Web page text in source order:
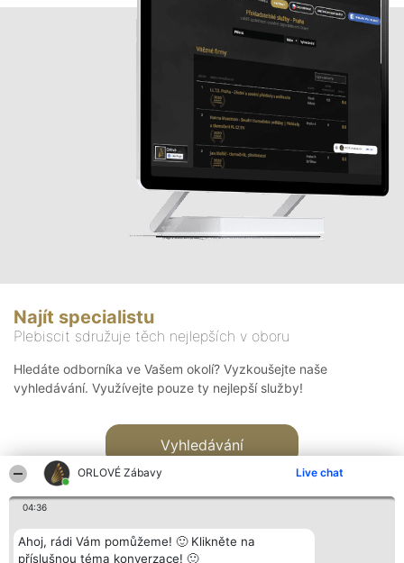
ORLOVÉ Zábavy Live chat
04:36
Ahoj, rádi Vám pomůžeme! 🙂 Klikněte na
příslušnou téma konverzace! 🙂
Najít specialistu
Plebiscit sdružuje těch nejlepších v oboru
Hledáte odborníka ve Vašem okolí? Vyzkoušejte naše
vyhledávání. Využívejte pouze ty nejlepší služby!
Vyhledávání